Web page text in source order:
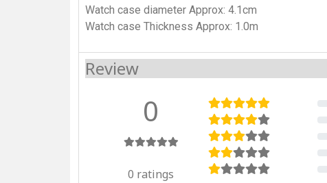
Watch case diameter Approx: 4.1cm
Watch case Thickness Approx: 1.0m
Review
0
0 ratings